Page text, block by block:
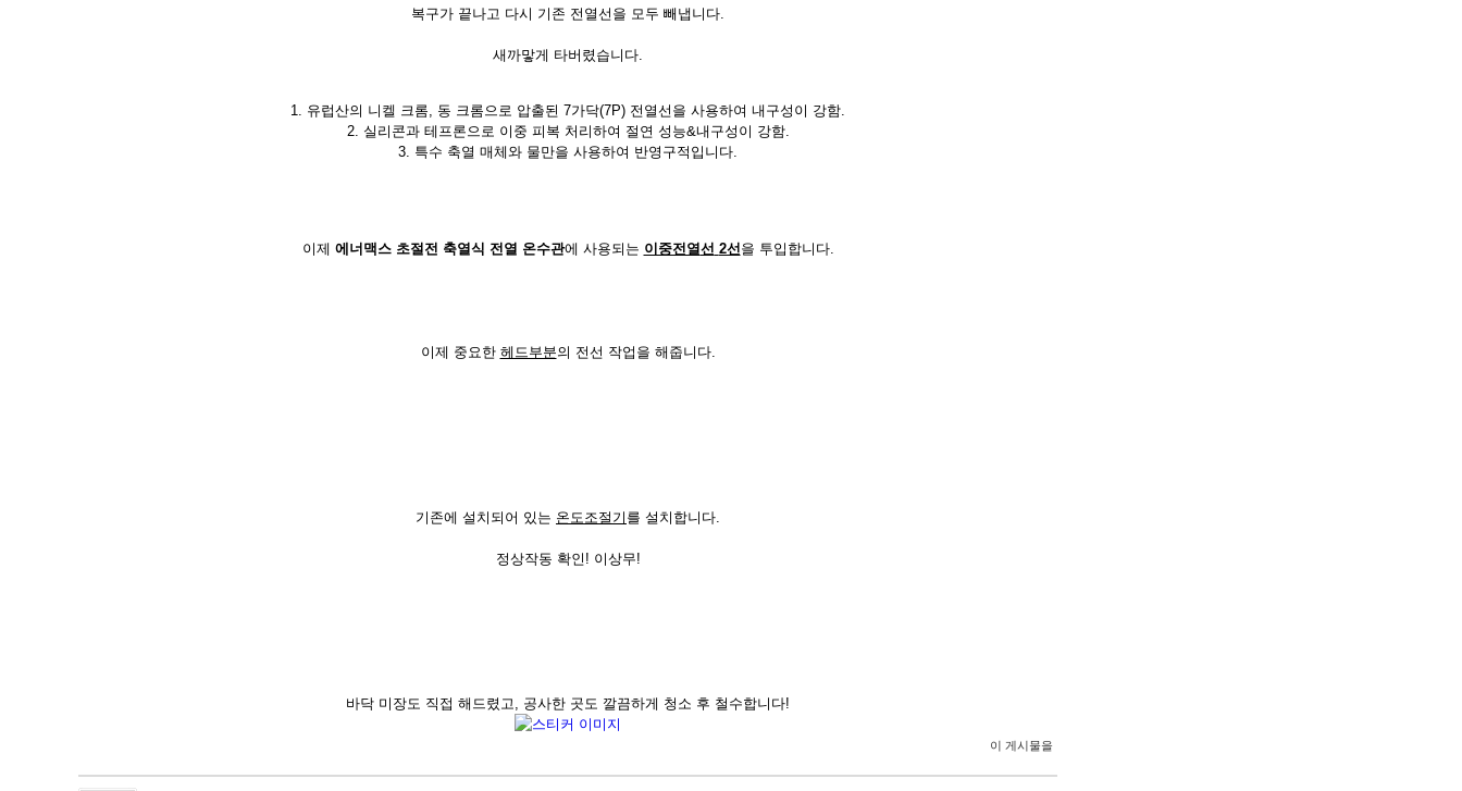
복구가 끝나고 다시 기존 전열선을 모두 빼냅니다.
새까맣게 타버렸습니다.
1. 유럽산의 니켈 크롬, 동 크롬으로 압출된 7가닥(7P) 전열선을 사용하여 내구성이 강함.
2. 실리콘과 테프론으로 이중 피복 처리하여 절연 성능&내구성이 강함.
3. 특수 축열 매체와 물만을 사용하여 반영구적입니다.
이제 에너맥스 초절전 축열식 전열 온수관에 사용되는 이중전열선 2선을 투입합니다.
이제 중요한 헤드부분의 전선 작업을 해줍니다.
기존에 설치되어 있는 온도조절기 를 설치합니다.
정상작동 확인! 이상무!
바닥 미장도 직접 해드렸고, 공사한 곳도 깔끔하게 청소 후 철수합니다!
이 게시물을